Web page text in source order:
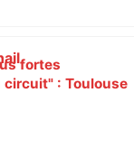
fortes
: Toulouse